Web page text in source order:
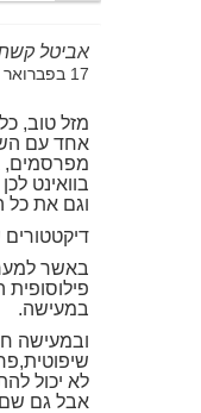
אביטל
17 בפברואר 2013 ב 16:42
מזל טוב,
אחד עם
מפרסמים,
בוואינט
וגם את כל
באשר
פילוסופית
במעישה.
ובמעישה
לא יכול
אבל גם